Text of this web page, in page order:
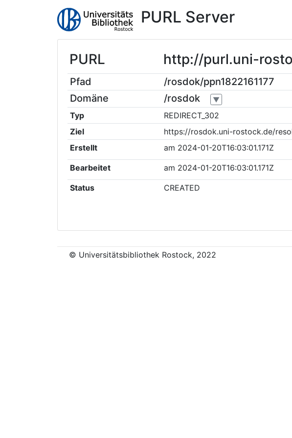
PURL Server
PURL http://purl.uni-
Pfad
/rosdok/ppn1822161177
Domäne
/rosdok ▼
Typ
REDIRECT_302
Ziel
https://rosdok.uni-rostock.de/
Erstellt
am 2024-01-20T16:03:01.171Z
Bearbeitet am 2024-01-20T16:03:01.171Z
Status CREATED
© Universitätsbibliothek Rostock, 2022